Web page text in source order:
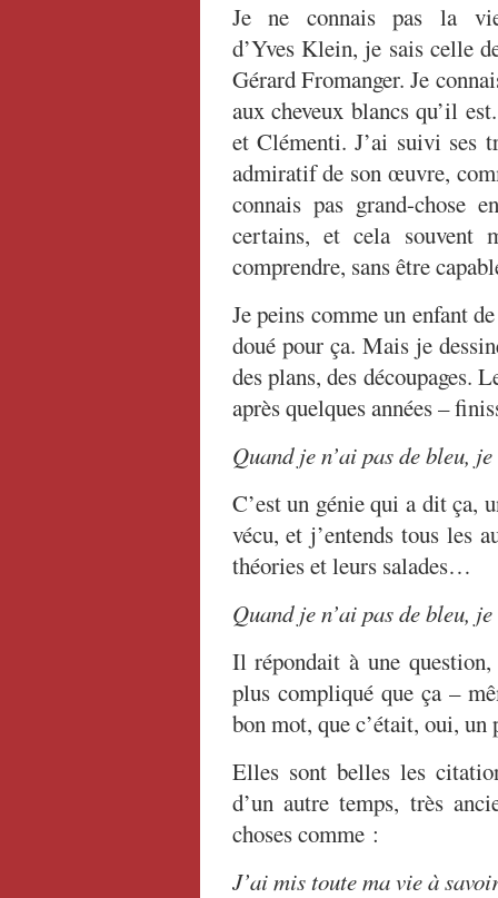
Je ne connais pas la
d’Yves Klein, je sais celle
Gérard Fromanger. Je
aux cheveux blancs qu’il
et Clémenti. J’ai suivi ses
admiratif de son œuvre,
connais pas grand-chose
certains, et cela souvent
comprendre, sans être
Je peins comme un enfant
doué pour ça. Mais je
des plans, des découpages.
après quelques années –
Quand je n’ai pas de bleu,
C’est un génie qui a dit ça,
vécu, et j’entends tous les
théories et leurs salades…
Quand je n’ai pas de bleu,
Il répondait à une
plus compliqué que ça –
bon mot, que c’était, oui,
Elles sont belles les
d’un autre temps, très
choses comme :
J’ai mis toute ma vie à